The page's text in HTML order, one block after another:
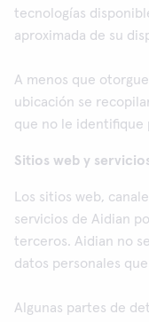
tecnologías
aproximada de su
A menos que
ubicación se
que no le identifique
Sitios web y
Los sitios web,
servicios de Aidian
terceros. Aidian no
datos personales
Algunas partes de